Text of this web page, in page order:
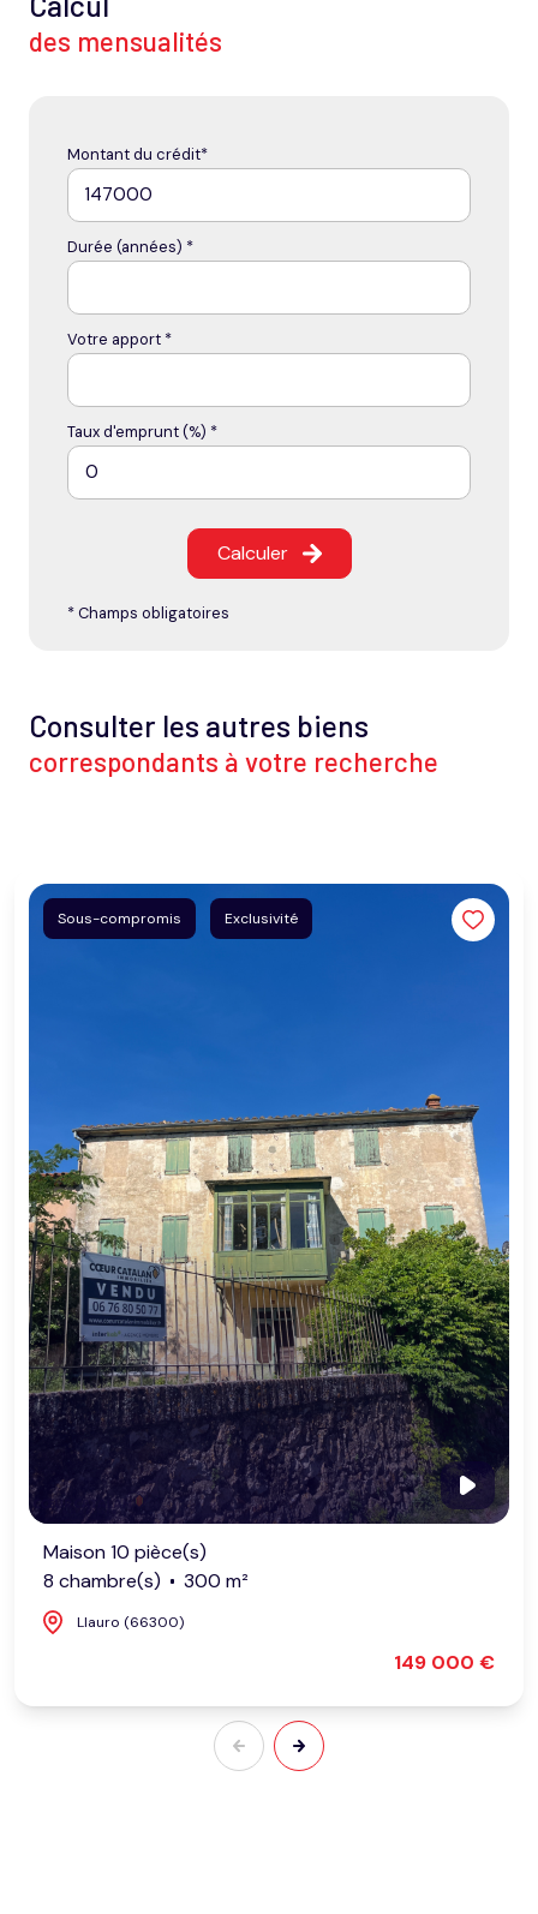
des mensualités
Montant du crédit*
Durée (années) *
Votre apport *
Taux d'emprunt (%) *
Calculer
* Champs obligatoires
Consulter les autres biens
correspondants à votre recherche
Sous-compromis Exclusivité
Maison 10 pièce(s)
8 chambre(s)
300 m²
Llauro (66300)
149 000 €